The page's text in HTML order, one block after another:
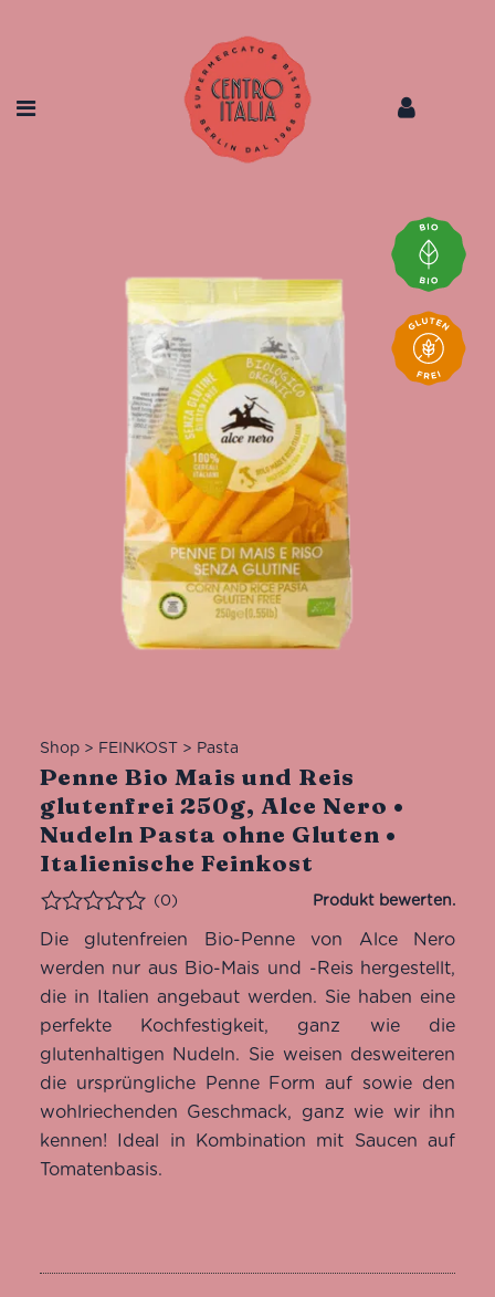
Shop> FEINKOST> Pasta
Penne Bio Mais und Reis
glutenfrei 250g, Alce Nero •
Nudeln Pasta ohne Gluten •
Italienische Feinkost
Bewertet
(0)
Die glutenfreien Bio-Penne von Alce Nero
werden nur aus Bio-Mais und -Reis hergestellt,
die in Italien angebaut werden. Sie haben eine
perfekte Kochfestigkeit, ganz wie die
glutenhaltigen Nudeln. Sie weisen desweiteren
die ursprüngliche Penne Form auf sowie den
wohlriechenden Geschmack, ganz wie wir ihn
kennen! Ideal in Kombination mit Saucen auf
Tomatenbasis.